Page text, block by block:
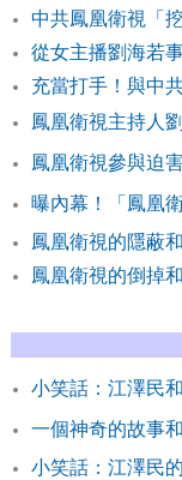
中共鳳凰衛視「
從女主播劉海若
充當打手！與中
鳳凰衛視主持人
鳳凰衛視參與迫
曝內幕！「鳳凰
鳳凰衛視的隱蔽
鳳凰衛視的倒掉
小笑話：江澤民
一個神奇的故事
小笑話：江澤民